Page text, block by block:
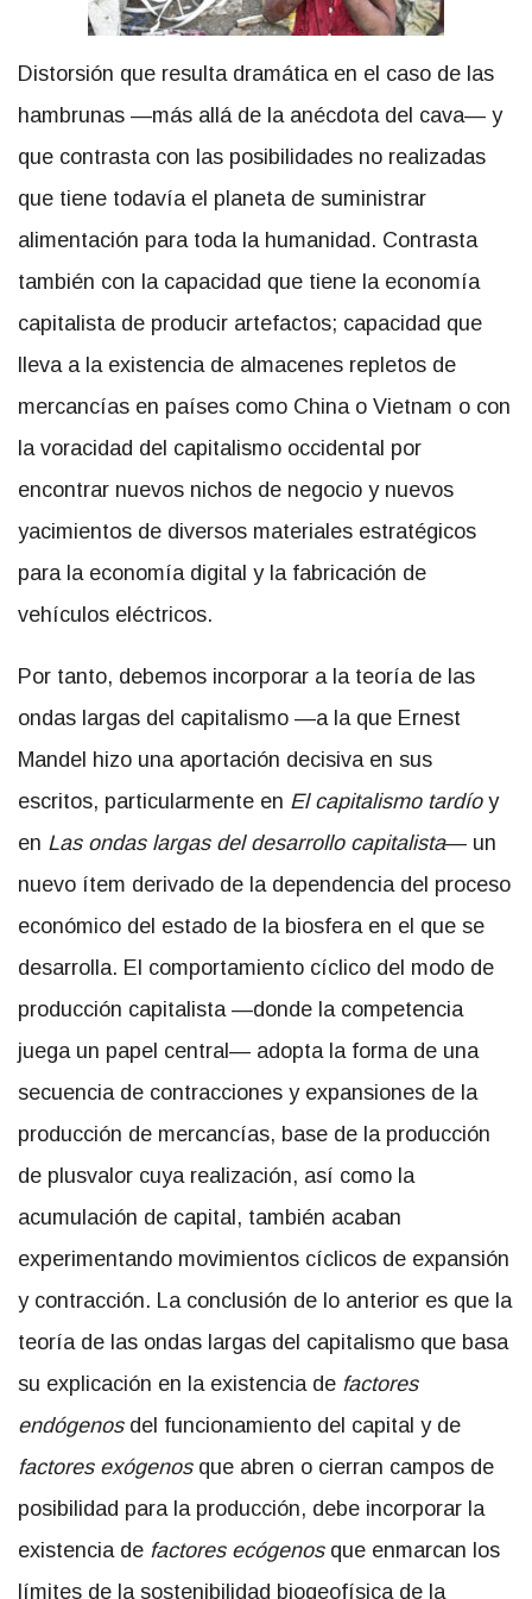
Distorsión que resulta dramática en el caso de las
hambrunas —más allá de la anécdota del cava— y
que contrasta con las posibilidades no realizadas
que tiene todavía el planeta de suministrar
alimentación para toda la humanidad. Contrasta
también con la capacidad que tiene la economía
capitalista de producir artefactos; capacidad que
lleva a la existencia de almacenes repletos de
mercancías en países como China o Vietnam o con
la voracidad del capitalismo occidental por
encontrar nuevos nichos de negocio y nuevos
yacimientos de diversos materiales estratégicos
para la economía digital y la fabricación de
vehículos eléctricos.
Por tanto, debemos incorporar a la teoría de las
ondas largas del capitalismo —a la que Ernest
Mandel hizo una aportación decisiva en sus
escritos, particularmente en El capitalismo tardío y
en Las ondas largas del desarrollo capitalista— un
nuevo ítem derivado de la dependencia del proceso
económico del estado de la biosfera en el que se
desarrolla. El comportamiento cíclico del modo de
producción capitalista —donde la competencia
juega un papel central— adopta la forma de una
secuencia de contracciones y expansiones de la
producción de mercancías, base de la producción
de plusvalor cuya realización, así como la
acumulación de capital, también acaban
experimentando movimientos cíclicos de expansión
y contracción. La conclusión de lo anterior es que la
teoría de las ondas largas del capitalismo que basa
su explicación en la existencia de factores
endógenosdel funcionamiento del capital y de
factores exógenosque abren o cierran campos de
posibilidad para la producción, debe incorporar la
existencia de factores ecógenosque enmarcan los
límites de la sostenibilidad biogeofísica de la